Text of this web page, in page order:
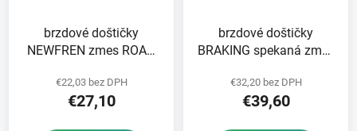
brzdové doštičky
NEWFREN zmes ROAD
v balení
€22,03 bez DPH
€27,10
brzdové doštičky
BRAKING spekaná zmes
€32,20 bez DPH
€39,60